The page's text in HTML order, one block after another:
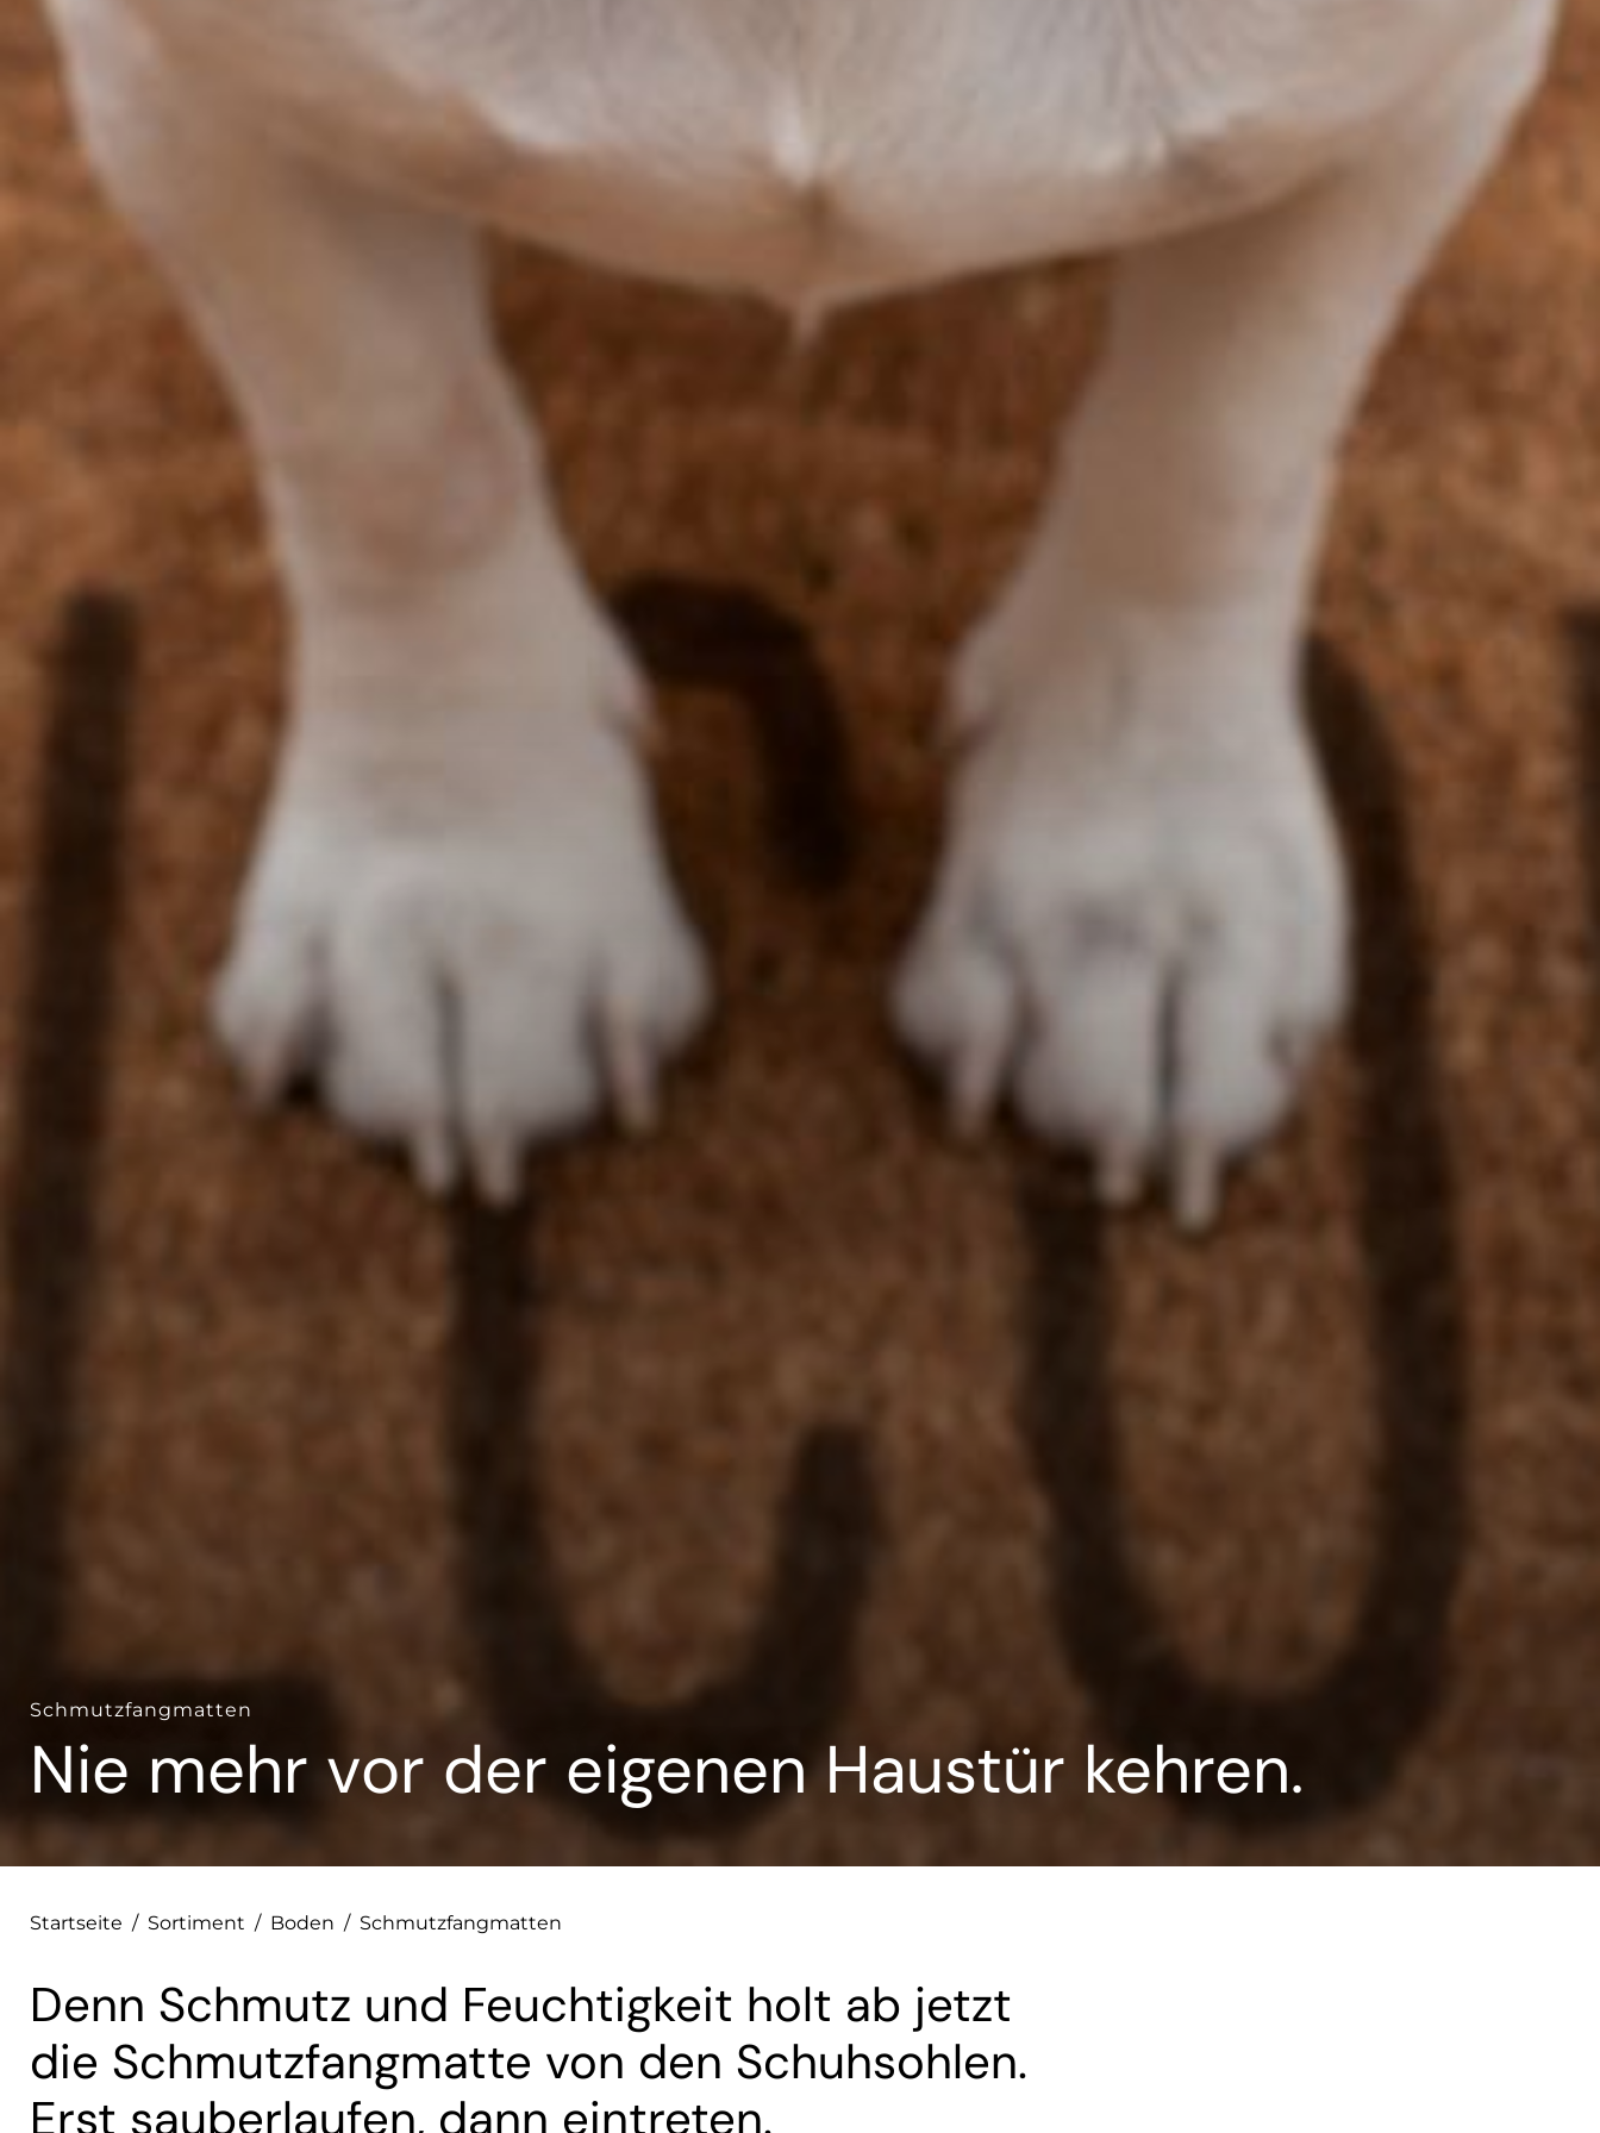
Schmutzfangmatten
Nie mehr vor der eigenen Haustür kehren.
Startseite / Sortiment / Boden / Schmutzfangmatten
Denn Schmutz und Feuchtigkeit holt ab jetzt
die Schmutzfangmatte von den Schuhsohlen.
Erst sauberlaufen, dann eintreten.